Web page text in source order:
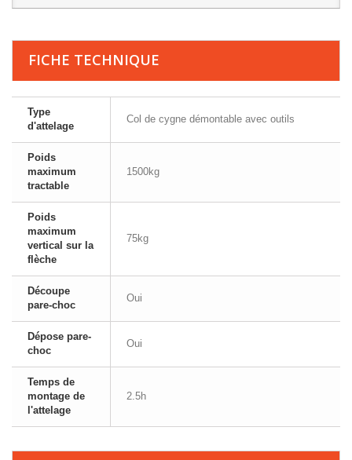
FICHE TECHNIQUE
Type
d'attelage
Col de cygne démontable avec outils
Poids
maximum
tractable
1500kg
Poids
maximum
vertical sur la
flèche
75kg
Découpe
pare-choc
Oui
Dépose pare-
choc
Oui
Temps de
montage de
l'attelage
2.5h